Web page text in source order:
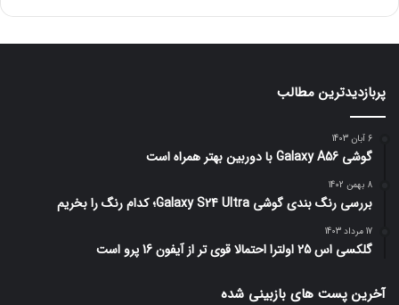
پربازدیدترین مطالب
6 آبان 1403
گوشی Galaxy A56 با دوربین بهتر همراه است
8 بهمن 1402
بررسی رنگ بندی گوشی Galaxy S24 Ultra؛ کدام رنگ را بخریم
17 مرداد 1403
گلکسی اس 25 اولترا احتمالا قوی تر از آیفون 16 پرو است
آخرین پست های بازبینی شده